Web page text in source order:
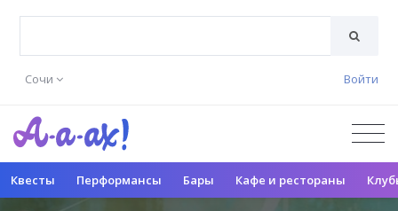
Сочи Войти
Квесты Перформансы Бары Кафе и рестораны